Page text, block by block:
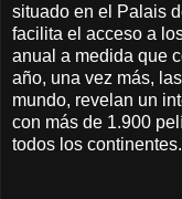
situado en el Palais
facilita el acceso a
anual a medida que
año, una vez más,
mundo, revelan un
con más de 1.900
todos los continentes.